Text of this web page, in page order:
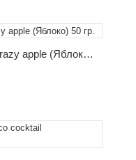
Табак Malaysian Tobacco - Crazy apple (Яблоко) 50 гр.